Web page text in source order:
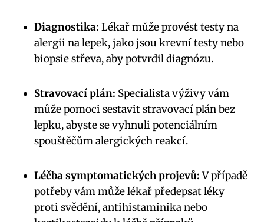
Diagnostika: Lékař může provést testy na
alergii na lepek, jako jsou krevní testy nebo
biopsie střeva, aby potvrdil diagnózu.
Stravovací plán: Specialista výživy vám
může pomoci sestavit stravovací plán bez
lepku, abyste se vyhnuli potenciálním
spouštěčům alergických reakcí.
Léčba symptomatických projevů:V případě
potřeby vám může lékař předepsat léky
proti svědění, antihistaminika nebo